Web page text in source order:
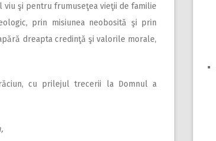
şi pentru frumuseţea vieţii de familie
prin misiunea neobosită şi prin
dreapta credinţă şi valorile morale,
cu prilejul trecerii la Domnul a